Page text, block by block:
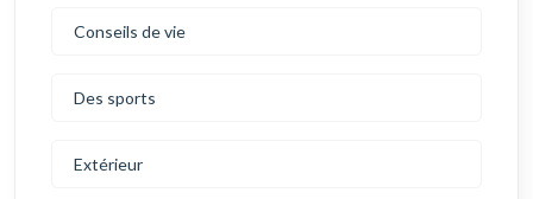
Conseils de vie
Des sports
Extérieur